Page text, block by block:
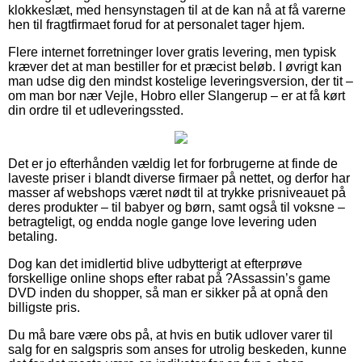
klokkeslæt, med hensynstagen til at de kan nå at få varerne
hen til fragtfirmaet forud for at personalet tager hjem.
Flere internet forretninger lover gratis levering, men typisk
kræver det at man bestiller for et præcist beløb. I øvrigt kan
man udse dig den mindst kostelige leveringsversion, der tit –
om man bor nær Vejle, Hobro eller Slangerup – er at få kørt
din ordre til et udleveringssted.
Det er jo efterhånden vældig let for forbrugerne at finde de
laveste priser i blandt diverse firmaer på nettet, og derfor har
masser af webshops været nødt til at trykke prisniveauet på
deres produkter – til babyer og børn, samt også til voksne –
betragteligt, og endda nogle gange love levering uden
betaling.
Dog kan det imidlertid blive udbytterigt at efterprøve
forskellige online shops efter rabat på ?Assassin’s game
DVD inden du shopper, så man er sikker på at opnå den
billigste pris.
Du må bare være obs på, at hvis en butik udlover varer til
salg for en salgspris som anses for utrolig beskeden, kunne